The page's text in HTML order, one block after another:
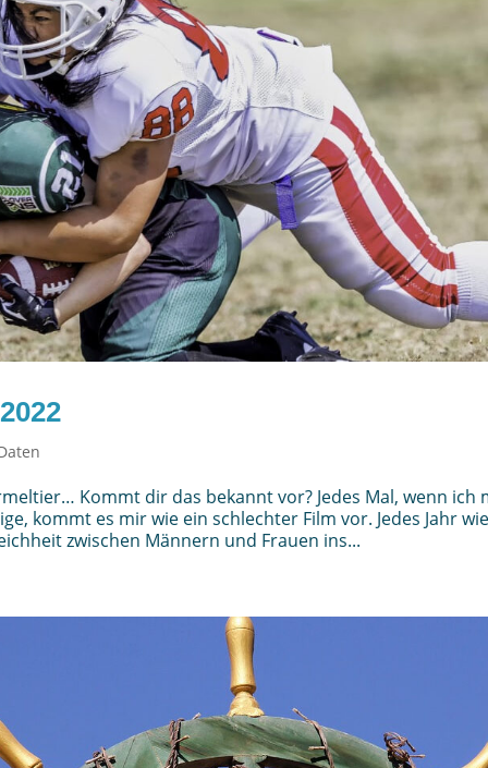
Kommt dir das bekannt vor? Jedes Mal, wenn ich
kommt es mir wie ein schlechter Film vor. Jedes Jahr
zwischen Männern und Frauen ins...